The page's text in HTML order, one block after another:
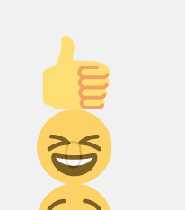
Палец
вверх!
0
Дикий
смех!
Грусть :(